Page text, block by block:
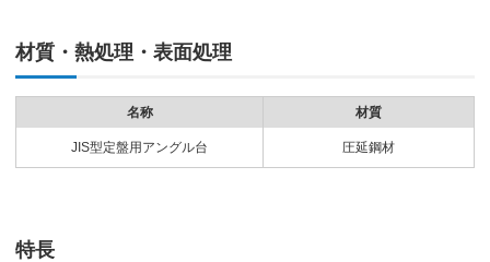
材質・熱処理・表面処理
名称 材質
JIS型定盤用アングル台 圧延鋼材
特長